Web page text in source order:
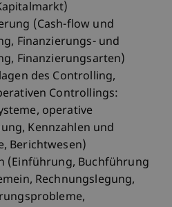
(Cash-flow und
Finanzierungs- und
Finanzierungsarten)
des Controlling,
Controllings:
operative
Kennzahlen und
Berichtwesen)
(Einführung, Buchführung
Rechnungslegung,